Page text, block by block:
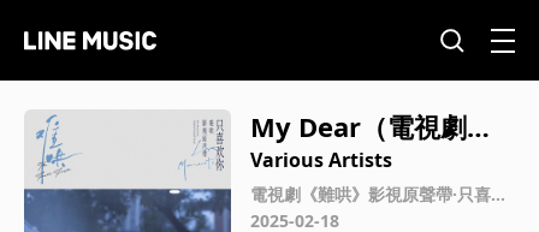
My Dear（電視劇
《難哄》重逢曲）
Various Artists
電視劇《難哄》影視原聲帶·只喜歡
你Love Moments
2025-02-18